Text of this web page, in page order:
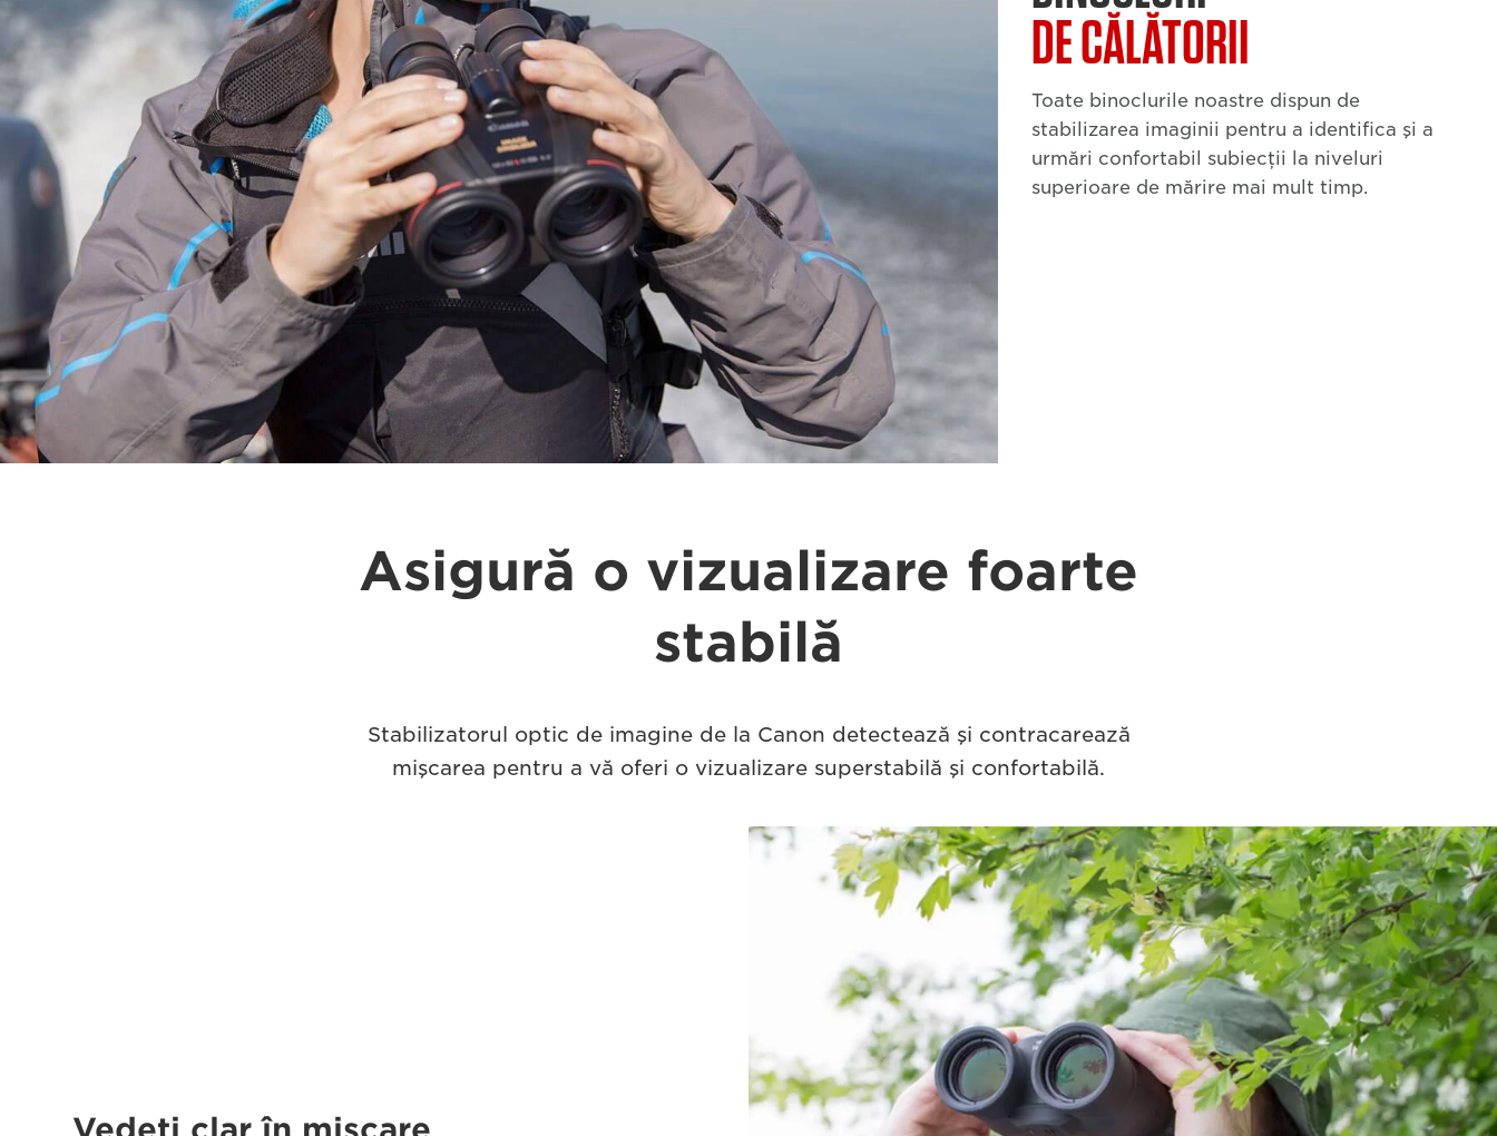
DE CĂLĂTORII
Toate binoclurile noastre dispun de
stabilizarea imaginii pentru a identifica şi a
urmări confortabil subiecţii la niveluri
superioare de mărire mai mult timp.
Asigură o vizualizare foarte
stabilă
Stabilizatorul optic de imagine de la Canon detectează şi contracarează
mişcarea pentru a vă oferi o vizualizare superstabilă şi confortabilă.